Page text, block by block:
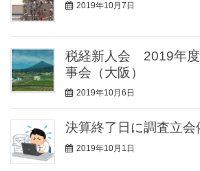
2019年10月7日
税経新人会 2019年
事会（大阪）
2019年10月6日
決算終了日に調査立会
2019年10月1日